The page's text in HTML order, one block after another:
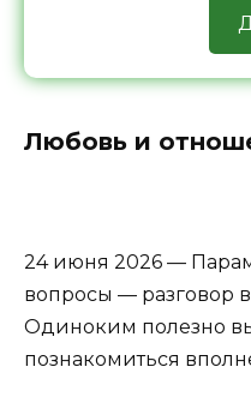
Любовь и
24 июня 2026 —
вопросы — разговор
Одиноким полезно
познакомиться